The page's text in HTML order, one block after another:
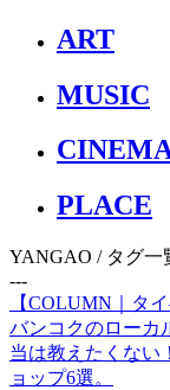
ART
MUSIC
PLACE
YANGAO / タグ一
---
【COLUMN｜タ
バンコクのローカ
当は教えたくない
ョップ6選。